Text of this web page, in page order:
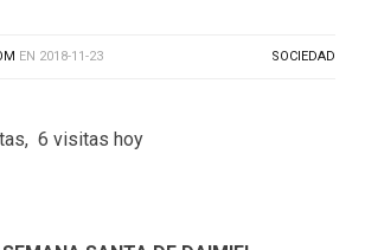
EN 2018-11-23 SOCIEDAD
6 visitas hoy